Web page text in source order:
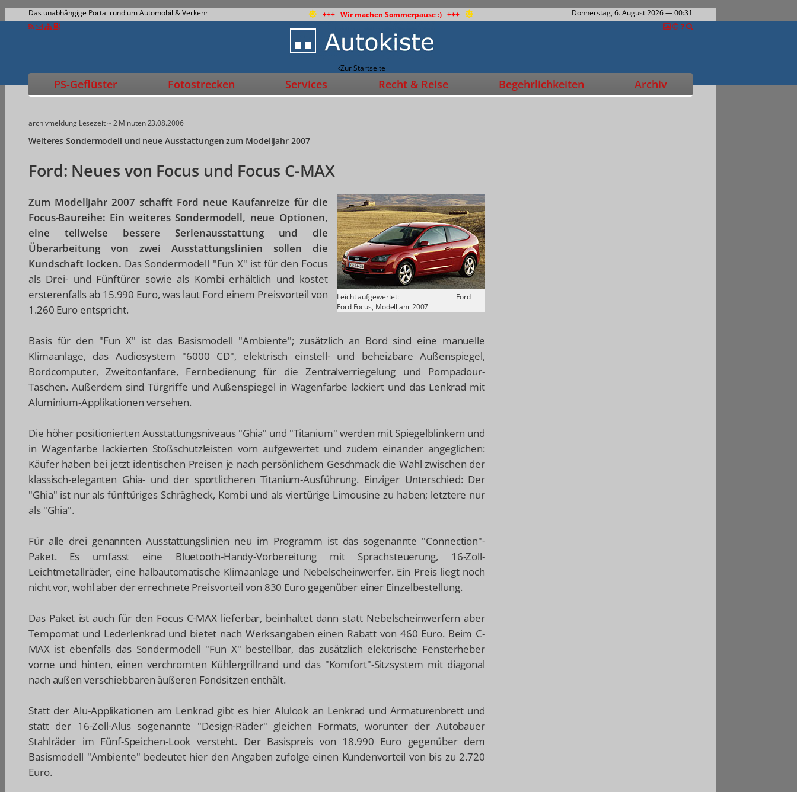
Das unabhängige Portal rund um Automobil & Verkehr +++ Wir machen Sommerpause :) +++ Donnerstag, 6. August 2026— 00:31
Zur Startseite
PS-Geflüster Fotostrecken Services Recht & Reise Begehrlichkeiten Archiv
archivmeldung Lesezeit ~ 2 Minuten23.08.2006
Weiteres Sondermodell und neue Ausstattungen zum Modelljahr 2007
Ford: Neues von Focus und Focus C-MAX
Leicht aufgewertet:
Ford
Ford Focus, Modelljahr 2007
Zum Modelljahr 2007 schafft Ford neue Kaufanreize für die
Focus-Baureihe: Ein weiteres Sondermodell, neue Optionen,
eine teilweise bessere Serienausstattung und die
Überarbeitung von zwei Ausstattungslinien sollen die
Kundschaft locken. Das Sondermodell "Fun X" ist für den Focus
als Drei- und Fünftürer sowie als Kombi erhältlich und kostet
ersterenfalls ab 15.990 Euro, was laut Ford einem Preisvorteil von
1.260 Euro entspricht.
Basis für den "Fun X" ist das Basismodell "Ambiente"; zusätzlich an Bord sind eine manuelle
Klimaanlage, das Audiosystem "6000 CD", elektrisch einstell- und beheizbare Außenspiegel,
Bordcomputer, Zweitonfanfare, Fernbedienung für die Zentralverriegelung und Pompadour-
Taschen. Außerdem sind Türgriffe und Außenspiegel in Wagenfarbe lackiert und das Lenkrad mit
Aluminium-Applikationen versehen.
Die höher positionierten Ausstattungsniveaus "Ghia" und "Titanium" werden mit Spiegelblinkern und
in Wagenfarbe lackierten Stoßschutzleisten vorn aufgewertet und zudem einander angeglichen:
Käufer haben bei jetzt identischen Preisen je nach persönlichem Geschmack die Wahl zwischen der
klassisch-eleganten Ghia- und der sportlicheren Titanium-Ausführung. Einziger Unterschied: Der
"Ghia" ist nur als fünftüriges Schrägheck, Kombi und als viertürige Limousine zu haben; letztere nur
als "Ghia".
Für alle drei genannten Ausstattungslinien neu im Programm ist das sogenannte "Connection"-
Paket. Es umfasst eine Bluetooth-Handy-Vorbereitung mit Sprachsteuerung, 16-Zoll-
Leichtmetallräder, eine halbautomatische Klimaanlage und Nebelscheinwerfer. Ein Preis liegt noch
nicht vor, wohl aber der errechnete Preisvorteil von 830 Euro gegenüber einer Einzelbestellung.
Das Paket ist auch für den Focus C-MAX lieferbar, beinhaltet dann statt Nebelscheinwerfern aber
Tempomat und Lederlenkrad und bietet nach Werksangaben einen Rabatt von 460 Euro. Beim C-
MAX ist ebenfalls das Sondermodell "Fun X" bestellbar, das zusätzlich elektrische Fensterheber
vorne und hinten, einen verchromten Kühlergrillrand und das "Komfort"-Sitzsystem mit diagonal
nach außen verschiebbaren äußeren Fondsitzen enthält.
Statt der Alu-Applikationen am Lenkrad gibt es hier Alulook an Lenkrad und Armaturenbrett und
statt der 16-Zoll-Alus sogenannte "Design-Räder" gleichen Formats, worunter der Autobauer
Stahlräder im Fünf-Speichen-Look versteht. Der Basispreis von 18.990 Euro gegenüber dem
Basismodell "Ambiente" bedeutet hier den Angaben zufolge einen Kundenvorteil von bis zu 2.720
Euro.